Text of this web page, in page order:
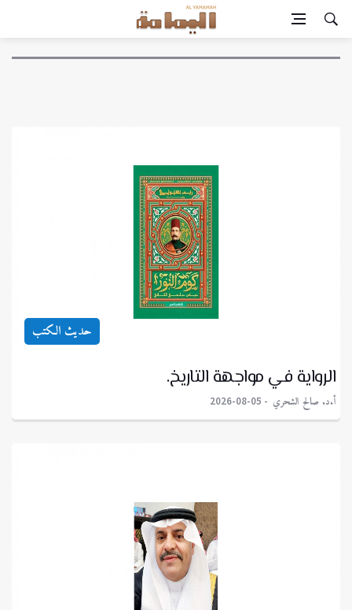
حديث الكتب
الرواية في مواجهة التاريخ.
أ.د. صالح الشحري 2026-08-05